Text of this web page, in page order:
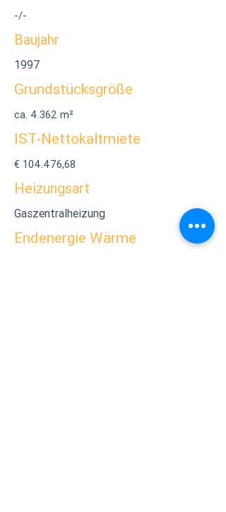
-/-
Baujahr
1997
Grundstücksgröße
ca. 4.362 m²
IST-Nettokaltmiete
€ 104.476,68
Heizungsart
Gaszentralheizung
Endenergie Wärme